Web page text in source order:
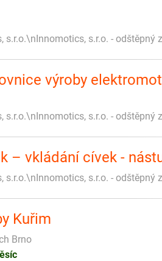
s.r.o.\nInnomotics, s.r.o. - odštěpný
výroby
s.r.o.\nInnomotics, s.r.o. - odštěpný
– vkládání cívek -
s.r.o.\nInnomotics, s.r.o. - odštěpný
Kuřim
Brno